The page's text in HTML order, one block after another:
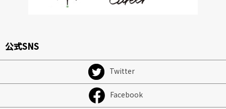
公式SNS
Twitter
Facebook